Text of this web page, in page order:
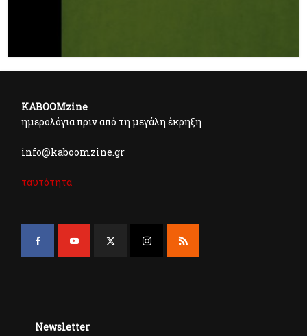
KABOOMzine
ημερολόγια πριν από τη μεγάλη έκρηξη
info@kaboomzine.gr
ταυτότητα
Newsletter